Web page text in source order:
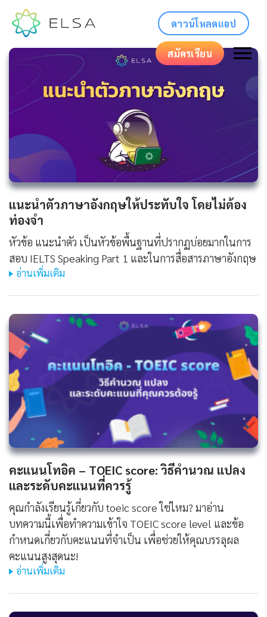
ดาวน์โหลดแอป
สมัครเรียน
แนะนําตัวภาษาอังกฤษให้ประทับใจ โดยไม่ต้อง
ท่องจำ
หัวข้อ แนะนำตัว เป็นหัวข้อพื้นฐานที่ปรากฏบ่อยมากในการ
สอบ IELTS Speaking Part 1 และในการสื่อสารภาษาอังกฤษ
อ่านเพิ่มเติม
คะแนนโทอิค – TOEIC score: วิธีคำนวณ แปลง
และระดับคะแนนที่ควรรู้
คุณกำลังเรียนรู้เกี่ยวกับ toeic score ใช่ไหม? มาอ่าน
บทความนี้เพื่อทำความเข้าใจ TOEIC score level และข้อ
กำหนดเกี่ยวกับคะแนนที่จำเป็น เพื่อช่วยให้คุณบรรลุผล
คะแนนสูงสุดนะ!
อ่านเพิ่มเติม